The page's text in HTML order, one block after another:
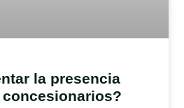
la presencia